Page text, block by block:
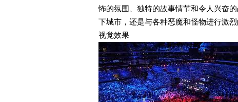
怖的氛围、独特的故事情节和令人兴奋
下城市，还是与各种恶魔和怪物进行激
视觉效果